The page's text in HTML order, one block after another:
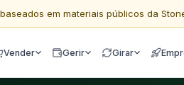
em materiais públicos da
Vender Gerir Girar